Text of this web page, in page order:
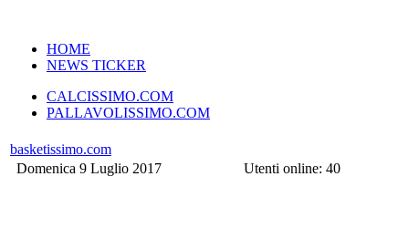
HOME
NEWS TICKER
CALCISSIMO.COM
PALLAVOLISSIMO.COM
basketissimo.com
Domenica 9 Luglio 2017
Utenti online: 40